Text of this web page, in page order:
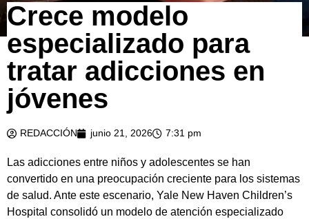
Crece modelo
especializado para
tratar adicciones en
jóvenes
REDACCIÓN junio 21, 2026 7:31 pm
Las adicciones entre niños y adolescentes se han
convertido en una preocupación creciente para los sistemas
de salud. Ante este escenario, Yale New Haven Children’s
Hospital consolidó un modelo de atención especializado